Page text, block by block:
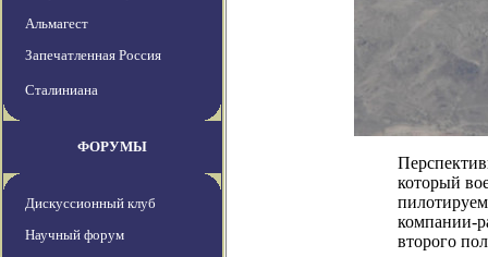
Альмагест
Запечатленная Россия
Сталиниана
ФОРУМЫ
Дискуссионный клуб
Научный форум
который
компании-
второго